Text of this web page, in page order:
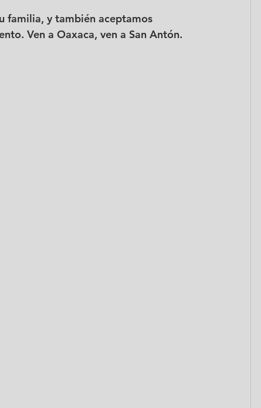
familia, y también aceptamos
Ven a Oaxaca, ven a San Antón.